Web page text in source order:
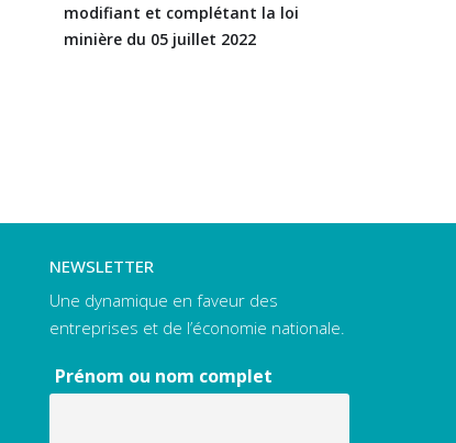
modifiant et complétant la loi
minière du 05 juillet 2022
NEWSLETTER
Une dynamique en faveur des
entreprises et de l’économie nationale.
Prénom ou nom complet